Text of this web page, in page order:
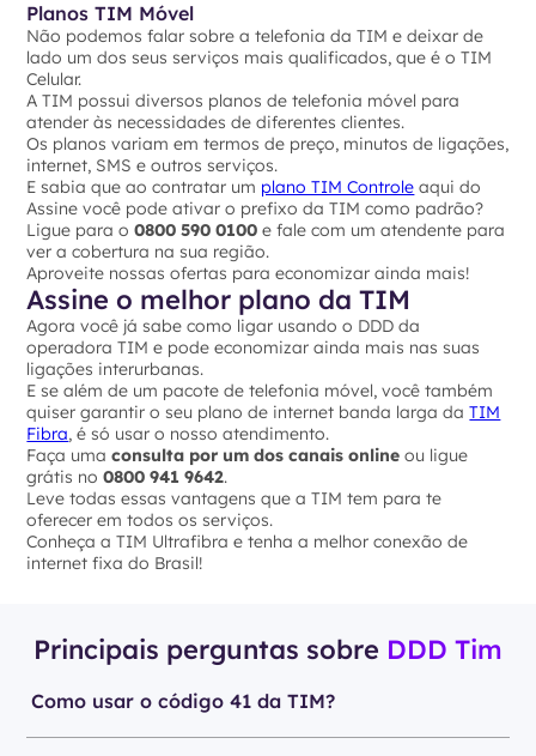
Planos TIM Móvel
Não podemos falar sobre a telefonia da TIM e deixar de
lado um dos seus serviços mais qualificados, que é o TIM
Celular.
A TIM possui diversos planos de telefonia móvel para
atender às necessidades de diferentes clientes.
Os planos variam em termos de preço, minutos de ligações,
internet, SMS e outros serviços.
E sabia que ao contratar um plano TIM Controle aqui do
Assine você pode ativar o prefixo da TIM como padrão?
Ligue para o0800 590 0100 e fale com um atendente para
ver a cobertura na sua região.
Aproveite nossas ofertas para economizar ainda mais!
Assine o melhor plano da TIM
Agora você já sabe como ligar usando o DDD da
operadora TIM e pode economizar ainda mais nas suas
ligações interurbanas.
E se além de um pacote de telefonia móvel, você também
quiser garantir o seu plano de internet banda larga daTIM
Fibra, é só usar o nosso atendimento.
Faça umaconsulta por um dos canais online ou ligue
grátis no0800 941 9642.
Leve todas essas vantagens que a TIM tem para te
oferecer em todos os serviços.
Conheça a TIM Ultrafibra e tenha a melhor conexão de
internet fixa do Brasil!
Principais perguntas sobre DDD Tim
Como usar o código 41 da TIM?